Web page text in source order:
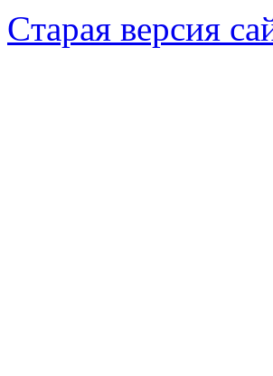
Cтарая версия